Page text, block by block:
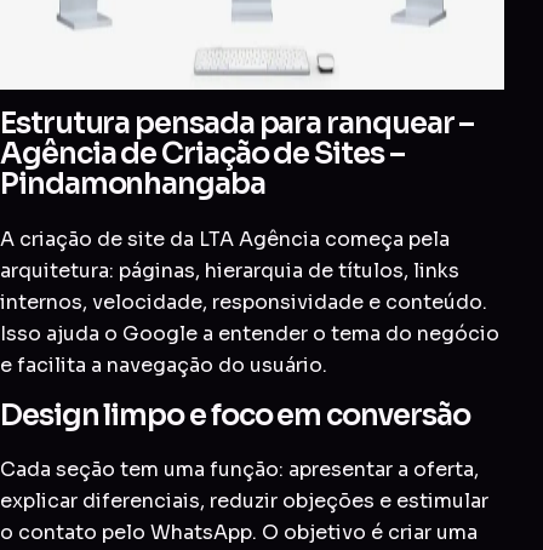
Estrutura pensada para ranquear –
Agência de Criação de Sites –
Pindamonhangaba
A criação de site da LTA Agência começa pela
arquitetura: páginas, hierarquia de títulos, links
internos, velocidade, responsividade e conteúdo.
Isso ajuda o Google a entender o tema do negócio
e facilita a navegação do usuário.
Design limpo e foco em conversão
Cada seção tem uma função: apresentar a oferta,
explicar diferenciais, reduzir objeções e estimular
o contato pelo WhatsApp. O objetivo é criar uma